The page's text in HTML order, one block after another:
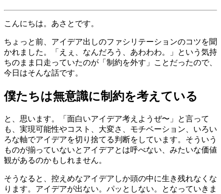
こんにちは。あさとです。
ちょっと前、アイデア出しのファシリテーションのコツを聞
かれました。「えぇ、なんだろう、あわわわ。」という気持
ちのまま口走っていたのが「制約を外す」ことだったので、
今日はそんな話です。
僕たちは無意識に制約を考えている
と、思います。「面白いアイデア考えようぜ〜」と言って
も、実現可能性やコスト、大変さ、モチベーション、いろい
ろな軸でアイデアを切り捨てる判断をしています。そういう
ものが揃っていないとアイデアとは呼べない、みたいな価値
観があるのかもしれません。
そうなると、控えめなアイデアしか頭の中に生き残れなくな
ります。アイデアが出ない。パッとしない。となっていきま